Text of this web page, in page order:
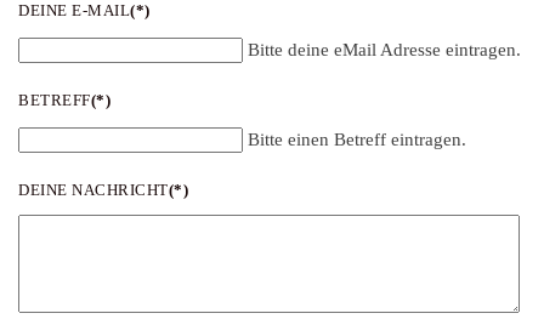
DEINE E-MAIL(*)
Bitte deine eMail Adresse eintragen.
BETREFF(*)
Bitte einen Betreff eintragen.
DEINE NACHRICHT(*)